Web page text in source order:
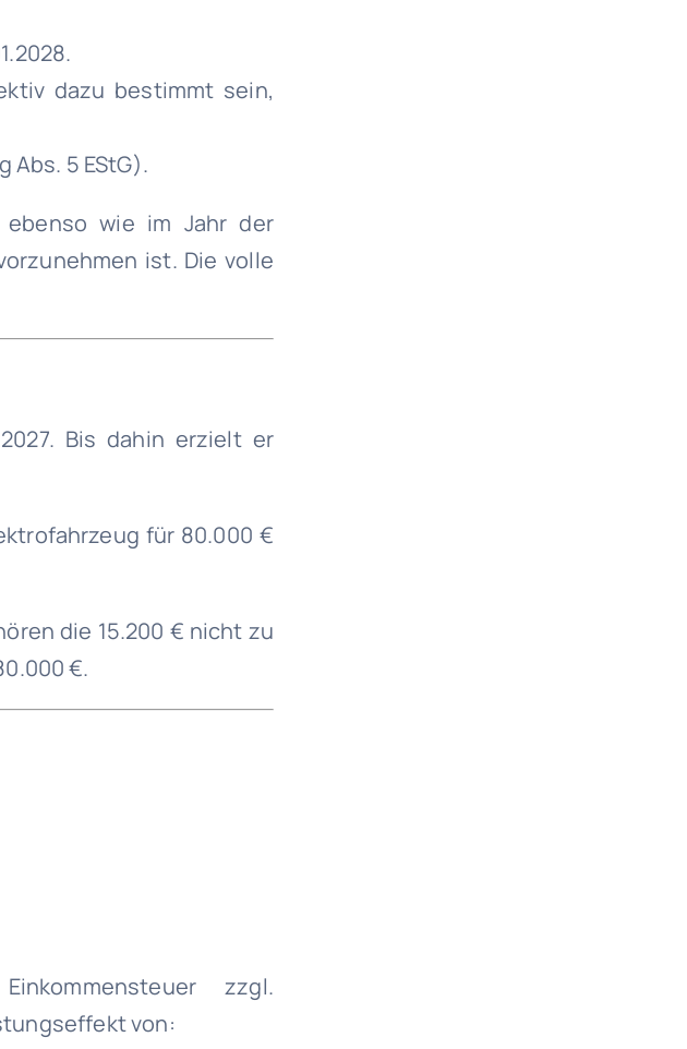
dazu bestimmt sein,
Abs. 5 EStG).
wie im Jahr der
ist. Die volle
Bis dahin erzielt er
für 80.000 €
die 15.200 € nicht zu
€.
zzgl.
von: